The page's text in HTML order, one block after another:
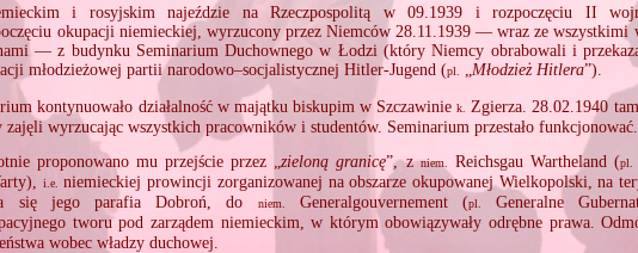
i rosyjskim najeździe na Rzeczpospolitą w 09.1939 i rozpoczęciu II
okupacji niemieckiej, wyrzucony przez Niemców 28.11.1939 — wraz ze wszystkimi
— z budynku Seminarium Duchownego w Łodzi (który Niemcy obrabowali i
młodzieżowej partii narodowo–socjalistycznej Hitler‐Jugend (pl. „Młodzież Hitlera”).
kontynuowało działalność w majątku biskupim w Szczawiniek.
Zgierza. 28.02.1940
zajęli wyrzucając wszystkich pracowników i studentów. Seminarium przestało funkcjonować.
proponowano mu przejście przez „zieloną granicę”, zniem. Reichsgau Wartheland (pl.
i.e.
niemieckiej prowincji zorganizowanej na obszarze okupowanej Wielkopolski, na
się jego parafia Dobroń, do
niem. Generalgouvernement (pl. Generalne
tworu pod zarządem niemieckim, w którym obowiązywały odrębne prawa.
wobec władzy duchowej.